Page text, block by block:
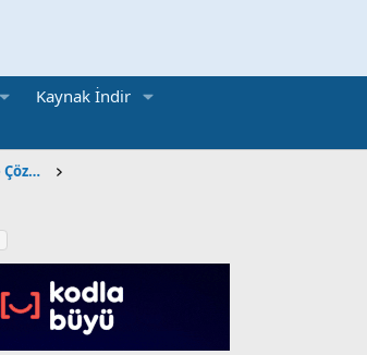
Kaynak İndir
BT Sınıfı | Teknik Konular, Sorunlar ve Çözümler